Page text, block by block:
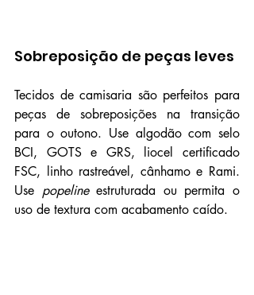
Sobreposição de peças leves
Tecidos de camisaria são perfeitos para
peças de sobreposições na transição
para o outono. Use algodão com selo
BCI, GOTS e GRS, liocel certificado
FSC, linho rastreável, cânhamo e Rami.
Use popeline estruturada ou permita o
uso de textura com acabamento caído.